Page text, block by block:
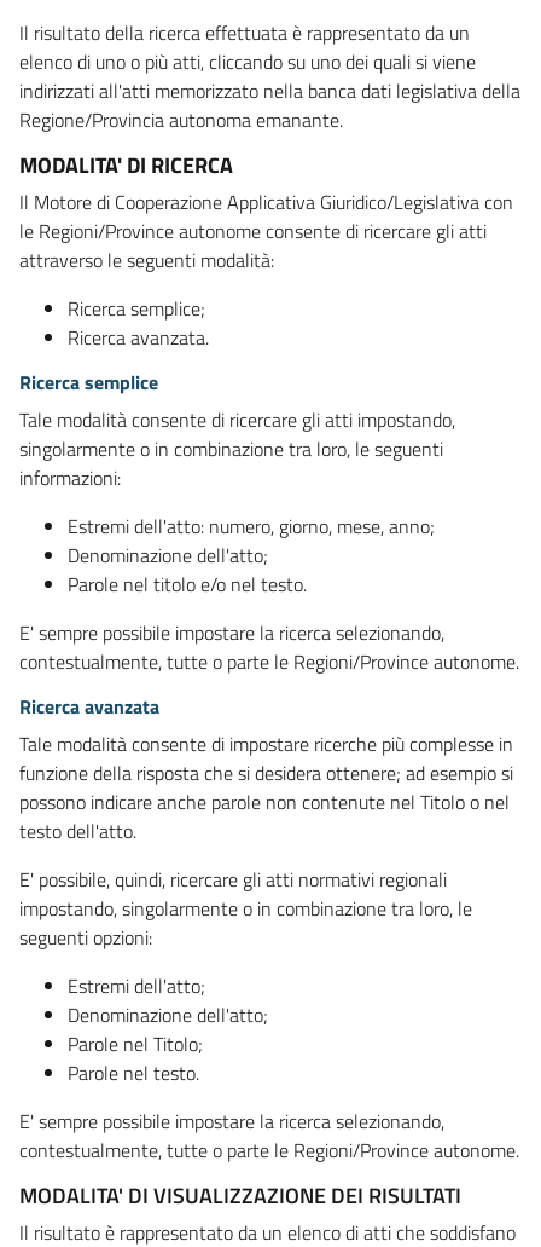
Il risultato della ricerca effettuata è rappresentato da un
elenco di uno o più atti, cliccando su uno dei quali si viene
indirizzati all'atti memorizzato nella banca dati legislativa della
Regione/Provincia autonoma emanante.
MODALITA' DI RICERCA
Il Motore di Cooperazione Applicativa Giuridico/Legislativa con
le Regioni/Province autonome consente di ricercare gli atti
attraverso le seguenti modalità:
Ricerca semplice;
Ricerca avanzata.
Ricerca semplice
Tale modalità consente di ricercare gli atti impostando,
singolarmente o in combinazione tra loro, le seguenti
informazioni:
Estremi dell'atto: numero, giorno, mese, anno;
Denominazione dell'atto;
Parole nel titolo e/o nel testo.
E' sempre possibile impostare la ricerca selezionando,
contestualmente, tutte o parte le Regioni/Province autonome.
Ricerca avanzata
Tale modalità consente di impostare ricerche più complesse in
funzione della risposta che si desidera ottenere; ad esempio si
possono indicare anche parole non contenute nel Titolo o nel
testo dell'atto.
E' possibile, quindi, ricercare gli atti normativi regionali
impostando, singolarmente o in combinazione tra loro, le
seguenti opzioni:
Estremi dell'atto;
Denominazione dell'atto;
Parole nel Titolo;
Parole nel testo.
E' sempre possibile impostare la ricerca selezionando,
contestualmente, tutte o parte le Regioni/Province autonome.
MODALITA' DI VISUALIZZAZIONE DEI RISULTATI
Il risultato è rappresentato da un elenco di atti che soddisfano